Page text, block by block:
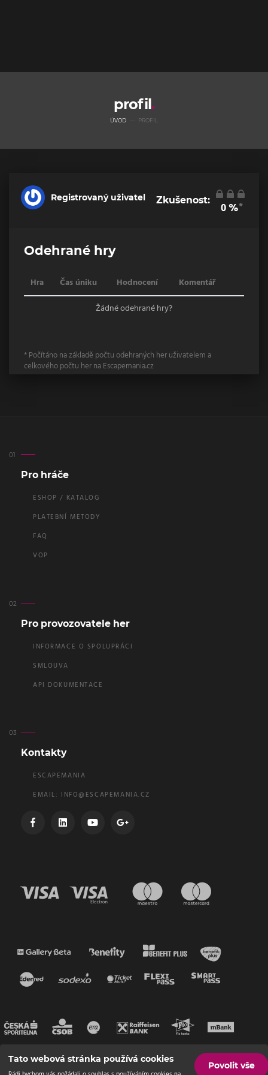
profil
ÚVOD PROFIL
Registrovaný uživatel Zkušenost:
0%*
Odehrané hry
Hra Čas úniku Hodnocení
Komentář
Žádné odehrané hry?
* Počítáno na základě počtu odehraných her uživatelem a
celkového počtu her na Escapemania.cz
Pro hráče
ESHOP / KATALOG
PLATEBNÍ METODY
FAQ
VOP
Pro provozovatele her
INFORMACE O SPOLUPRÁCI
SMLOUVA
API DOKUMENTACE
Kontakty
ESCAPEMANIA
EMAIL: INFO@ESCAPEMANIA.CZ
Tato webová stránka používá cookies
Povolit vše